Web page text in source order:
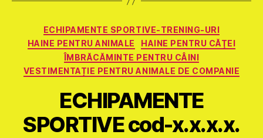
Categorii
ECHIPAMENTE SPORTIVE-TRENING-URI
HAINE PENTRU ANIMALE
HAINE PENTRU CĂŢEI
ÎMBRĂCĂMINTE PENTRU CÂINI
VESTIMENTAȚIE PENTRU ANIMALE DE COMPANIE
ECHIPAMENTE
SPORTIVE cod-x.x.x.x.